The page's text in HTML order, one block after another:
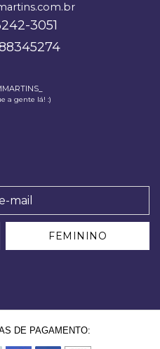
3051
a gente lá! :)
FEMININO
DE PAGAMENTO: